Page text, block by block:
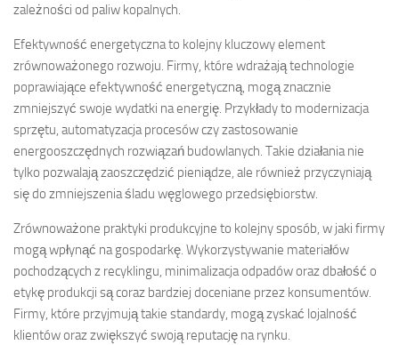
zależności od paliw kopalnych.
Efektywność energetyczna to kolejny kluczowy element
zrównoważonego rozwoju. Firmy, które wdrażają technologie
poprawiające efektywność energetyczną, mogą znacznie
zmniejszyć swoje wydatki na energię. Przykłady to modernizacja
sprzętu, automatyzacja procesów czy zastosowanie
energooszczędnych rozwiązań budowlanych. Takie działania nie
tylko pozwalają zaoszczędzić pieniądze, ale również przyczyniają
się do zmniejszenia śladu węglowego przedsiębiorstw.
Zrównoważone praktyki produkcyjne to kolejny sposób, w jaki firmy
mogą wpłynąć na gospodarkę. Wykorzystywanie materiałów
pochodzących z recyklingu, minimalizacja odpadów oraz dbałość o
etykę produkcji są coraz bardziej doceniane przez konsumentów.
Firmy, które przyjmują takie standardy, mogą zyskać lojalność
klientów oraz zwiększyć swoją reputację na rynku.